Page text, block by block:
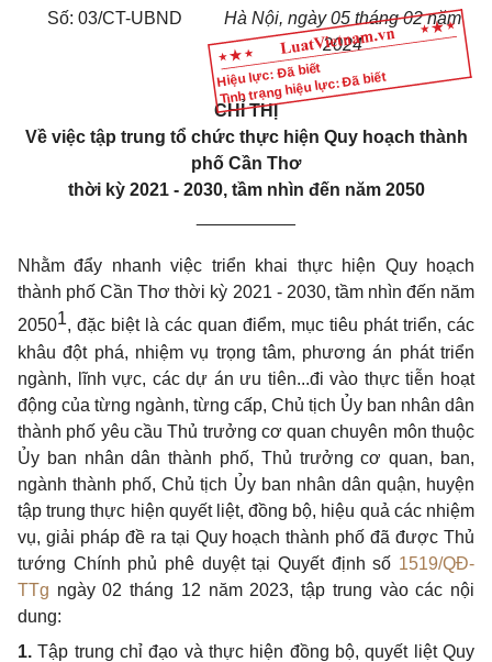
Hiệu lực: Đã biết
Tình trạng hiệu lực: Đã biết
Số: 03/CT-UBND
Hà Nội, ngày05 tháng02năm
2024
CHỈ THỊ
Về việc tập trung tổ chức thực hiện Quy hoạch thành
phố Cần Thơ
thờikỳ 2021 - 2030, tầm nhìn đến năm 2050
Nhằm đẩy nhanh việc triển khai thực hiện Quy hoạch
thành phốCần Thơ thời kỳ 2021 - 2030, tầm nhìn đến năm
20501, đặc biệt là các quan điểm, mục tiêu phát triển, các
khâu đột phá, nhiệm vụ trọng tâm, phương án phát triển
ngành, lĩnh vực, các dự án ưu tiên...đi vào thực tiễn hoạt
động của từng ngành, từng cấp, Chủ tịch Ủy ban nhân dân
thành phố yêu cầu Thủ trưởng cơ quan chuyên môn thuộc
Ủy ban nhân dân thành phố, Thủ trưởng cơ quan, ban,
ngành thành phố, Chủ tịch Ủyban nhân dân quận, huyện
tập trung thực hiện quyết liệt, đồng bộ, hiệu quả các nhiệm
vụ, giải pháp đề ra tại Quy hoạch thành phố đã được Thủ
tướng Chính phủ phê duyệt tại Quyết định số 1519/QĐ-
TTg ngày 02 tháng 12 năm 2023, tập trung vào các nội
dung:
1. Tập trung chỉ đạo và thực hiện đồng bộ, quyết liệt Quy